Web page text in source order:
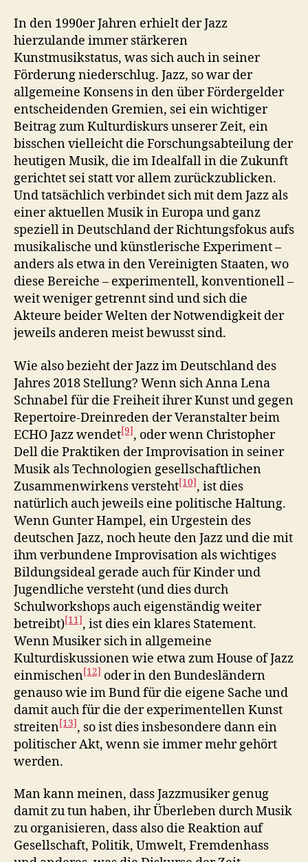
In den 1990er Jahren erhielt der Jazz
hierzulande immer stärkeren
Kunstmusikstatus, was sich auch in seiner
Förderung niederschlug. Jazz, so war der
allgemeine Konsens in den über Fördergelder
entscheidenden Gremien, sei ein wichtiger
Beitrag zum Kulturdiskurs unserer Zeit, ein
bisschen vielleicht die Forschungsabteilung der
heutigen Musik, die im Idealfall in die Zukunft
gerichtet sei statt vor allem zurückzublicken.
Und tatsächlich verbindet sich mit dem Jazz als
einer aktuellen Musik in Europa und ganz
speziell in Deutschland der Richtungsfokus aufs
musikalische und künstlerische Experiment –
anders als etwa in den Vereinigten Staaten, wo
diese Bereiche – experimentell, konventionell –
weit weniger getrennt sind und sich die
Akteure beider Welten der Notwendigkeit der
jeweils anderen meist bewusst sind.
Wie also bezieht der Jazz im Deutschland des
Jahres 2018 Stellung? Wenn sich Anna Lena
Schnabel für die Freiheit ihrer Kunst und gegen
Repertoire-Dreinreden der Veranstalter beim
ECHO Jazz wendet[9], oder wenn Christopher
Dell die Praktiken der Improvisation in seiner
Musik als Technologien gesellschaftlichen
Zusammenwirkens versteht[10], ist dies
natürlich auch jeweils eine politische Haltung.
Wenn Gunter Hampel, ein Urgestein des
deutschen Jazz, noch heute den Jazz und die mit
ihm verbundene Improvisation als wichtiges
Bildungsideal gerade auch für Kinder und
Jugendliche versteht (und dies durch
Schulworkshops auch eigenständig weiter
betreibt)[11], ist dies ein klares Statement.
Wenn Musiker sich in allgemeine
Kulturdiskussionen wie etwa zum House of Jazz
einmischen[12] oder in den Bundesländern
genauso wie im Bund für die eigene Sache und
damit auch für die der experimentellen Kunst
streiten[13], so ist dies insbesondere dann ein
politischer Akt, wenn sie immer mehr gehört
werden.
Man kann meinen, dass Jazzmusiker genug
damit zu tun haben, ihr Überleben durch Musik
zu organisieren, dass also die Reaktion auf
Gesellschaft, Politik, Umwelt, Fremdenhass